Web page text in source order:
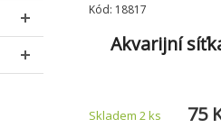
Kód: 18817
Akvarijní
Skladem 2 ks 75